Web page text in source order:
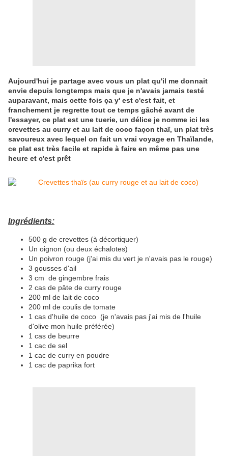
Aujourd'hui je partage avec vous un plat qu'il me donnait
envie depuis longtemps mais que je n'avais jamais testé
auparavant, mais cette fois ça y' est c'est fait, et
franchement je regrette tout ce temps gâché avant de
l'essayer, ce plat est une tuerie, un délice je nomme ici les
crevettes au curry et au lait de coco façon thaï, un plat très
savoureux avec lequel on fait un vrai voyage en Thaïlande,
ce plat est très facile et rapide à faire en même pas une
heure et c'est prêt
Ingrédients:
500 g de crevettes (à décortiquer)
Un oignon (ou deux échalotes)
Un poivron rouge (j'ai mis du vert je n'avais pas le rouge)
3 gousses d'ail
3 cm de gingembre frais
2 cas de pâte de curry rouge
200 ml de lait de coco
200 ml de coulis de tomate
1 cas d'huile de coco (je n'avais pas j'ai mis de l'huile
d'olive mon huile préférée)
1 cas de beurre
1 cac de sel
1 cac de curry en poudre
1 cac de paprika fort